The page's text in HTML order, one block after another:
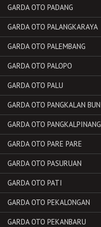
GARDA OTO PADANG
GARDA OTO PALANGKARAYA
GARDA OTO PALEMBANG
GARDA OTO PALOPO
GARDA OTO PALU
GARDA OTO PANGKALAN BUN
GARDA OTO PANGKALPINANG
GARDA OTO PARE PARE
GARDA OTO PASURUAN
GARDA OTO PATI
GARDA OTO PEKALONGAN
GARDA OTO PEKANBARU